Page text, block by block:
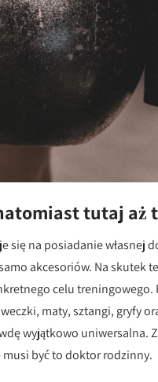
tutaj aż
się na posiadanie własnej
akcesoriów. Na
celu
maty, sztangi, gryfy
wyjątkowo uniwersalna.
być to doktor rodzinny.